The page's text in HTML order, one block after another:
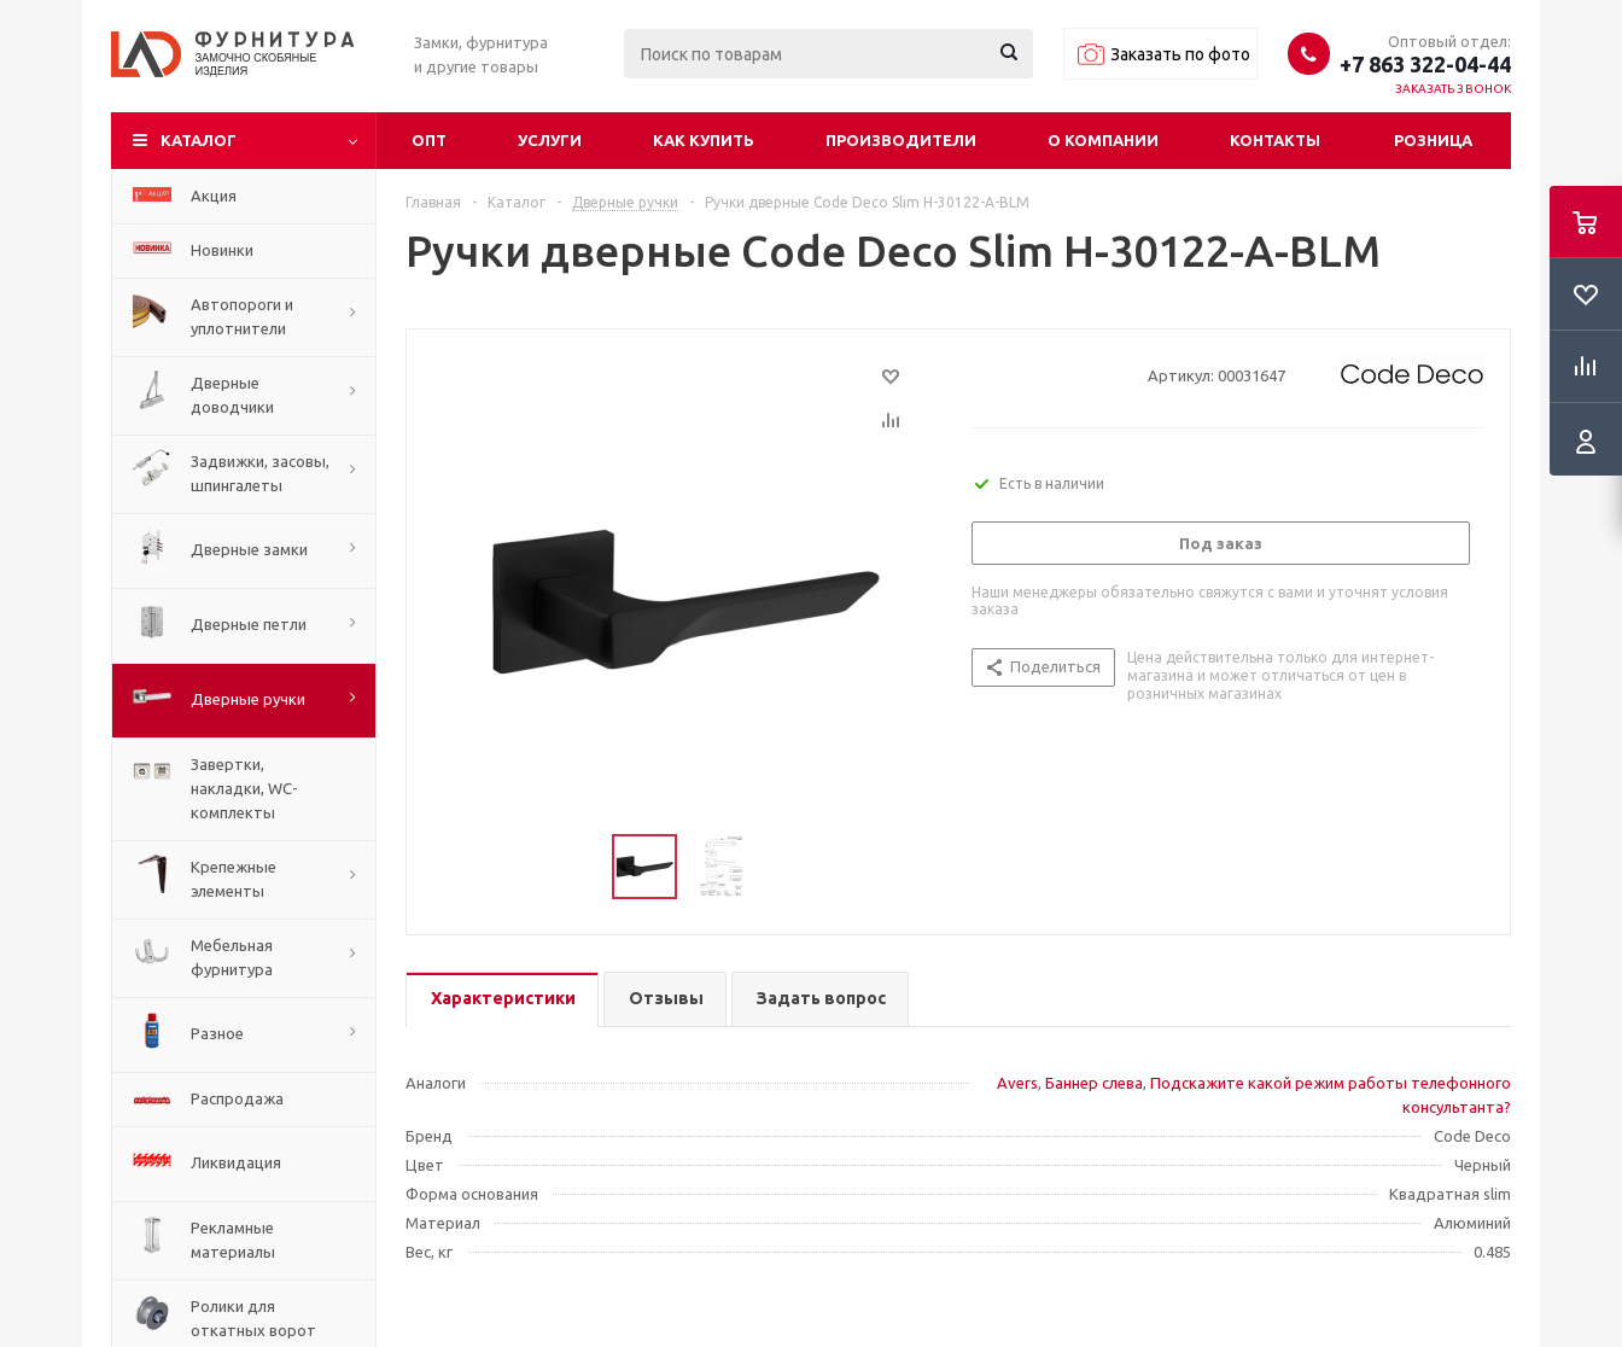
Замки, фурнитура
и другие товары
Заказать по фото
Оптовый отдел:
+7 863 322-04-44
ЗАКАЗАТЬ ЗВОНОК
КАТАЛОГ ОПТ УСЛУГИ КАК КУПИТЬ ПРОИЗВОДИТЕЛИ О КОМПАНИИ КОНТАКТЫ РОЗНИЦА
Акция
Новинки
Автопороги и
уплотнители
Дверные
доводчики
Задвижки, засовы,
шпингалеты
Дверные замки
Дверные петли
Дверные ручки
Завертки,
накладки, WC-
комплекты
Крепежные
элементы
Мебельная
фурнитура
Разное
Распродажа
Ликвидация
Рекламные
материалы
Ролики для
откатных ворот
Главная - Каталог - Дверные ручки - Ручки дверные Code Deco Slim H-30122-A-BLM
Ручки дверные Code Deco Slim H-30122-A-BLM
Артикул: 00031647
Есть в наличии
Под заказ
Наши менеджеры обязательно свяжутся с вами и уточнят условия
заказа
Поделиться
Цена действительна только для интернет-
магазина и может отличаться от цен в
розничных магазинах
Характеристики Отзывы Задать вопрос
Аналоги Avers, Баннер слева, Подскажите какой режим работы телефонного
консультанта?
Бренд
Code Deco
Цвет
Черный
Форма основания
Квадратная slim
Материал
Алюминий
Вес, кг
0.485